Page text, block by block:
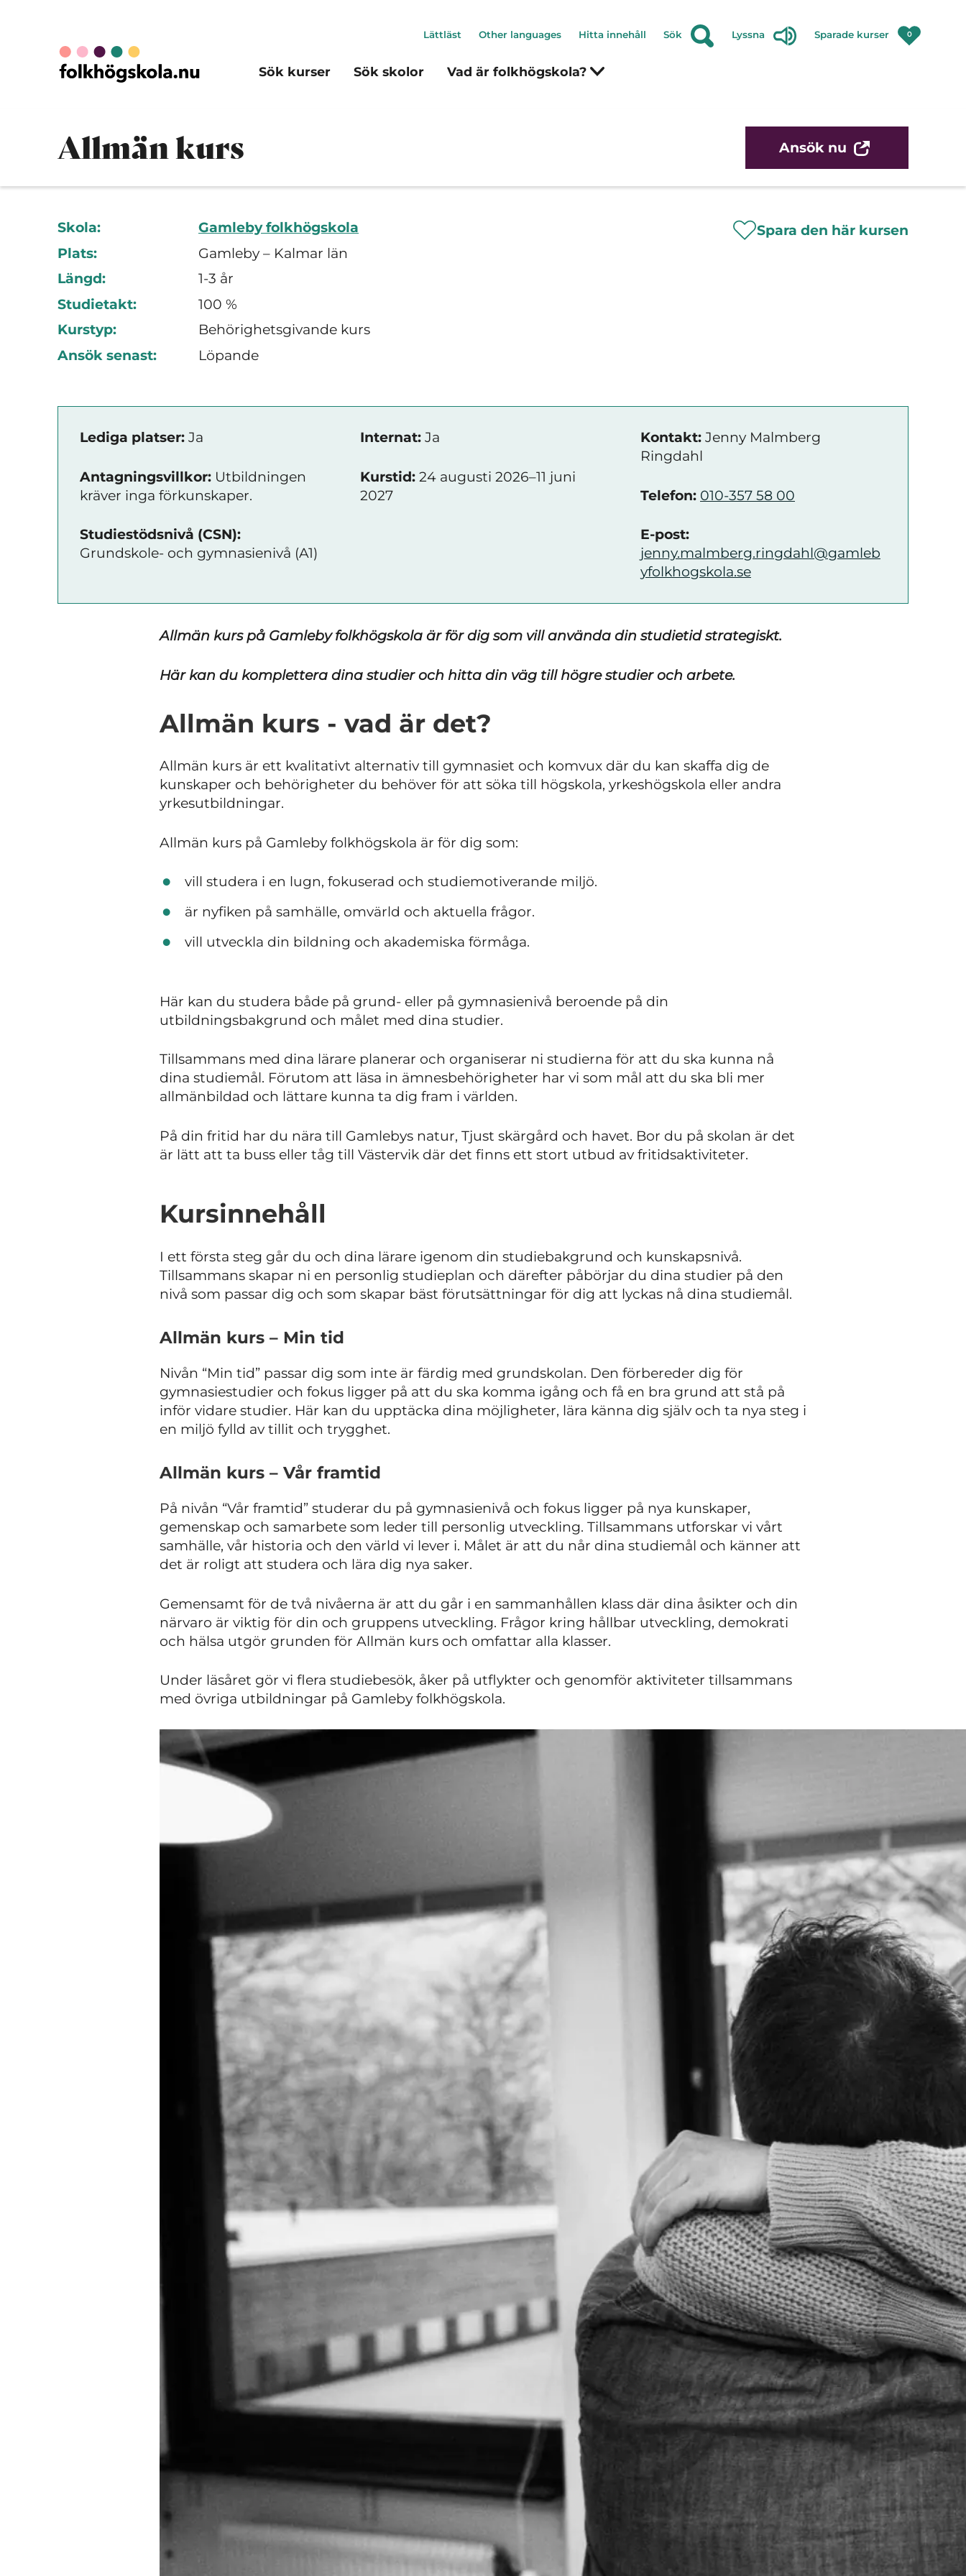
Sök kurser Sök skolor Vad är folkhögskola?
Lättläst Other languages Hitta innehåll Sök Lyssna Sparade kurser 0
Allmän kurs Ansök nu
Skola:
Gamleby folkhögskola
Plats:
Gamleby – Kalmar län
Längd:
1-3 år
Studietakt:
100 %
Kurstyp:
Behörighetsgivande kurs
Ansök senast:
Löpande
Spara den här kursen
Lediga platser: Ja
Antagningsvillkor: Utbildningen
kräver inga förkunskaper.
Studiestödsnivå (CSN):
Grundskole- och gymnasienivå (A1)
Internat: Ja
Kurstid: 24 augusti 2026–11 juni
2027
Kontakt: Jenny Malmberg
Ringdahl
Telefon: 010-357 58 00
E-post:
jenny.malmberg.ringdahl@gamleb
yfolkhogskola.se
Allmän kurs på Gamleby folkhögskola är för dig som vill använda din studietid strategiskt.
Här kan du komplettera dina studier och hitta din väg till högre studier och arbete.
Allmän kurs - vad är det?
Allmän kurs är ett kvalitativt alternativ till gymnasiet och komvux där du kan skaffa dig de
kunskaper och behörigheter du behöver för att söka till högskola, yrkeshögskola eller andra
yrkesutbildningar.
Allmän kurs på Gamleby folkhögskola är för dig som:
vill studera i en lugn, fokuserad och studiemotiverande miljö.
är nyfiken på samhälle, omvärld och aktuella frågor.
vill utveckla din bildning och akademiska förmåga.
Här kan du studera både på grund- eller på gymnasienivå beroende på din
utbildningsbakgrund och målet med dina studier.
Tillsammans med dina lärare planerar och organiserar ni studierna för att du ska kunna nå
dina studiemål. Förutom att läsa in ämnesbehörigheter har vi som mål att du ska bli mer
allmänbildad och lättare kunna ta dig fram i världen.
På din fritid har du nära till Gamlebys natur, Tjust skärgård och havet. Bor du på skolan är det
är lätt att ta buss eller tåg till Västervik där det finns ett stort utbud av fritidsaktiviteter.
Kursinnehåll
I ett första steg går du och dina lärare igenom din studiebakgrund och kunskapsnivå.
Tillsammans skapar ni en personlig studieplan och därefter påbörjar du dina studier på den
nivå som passar dig och som skapar bäst förutsättningar för dig att lyckas nå dina studiemål.
Allmän kurs – Min tid
Nivån “Min tid” passar dig som inte är färdig med grundskolan. Den förbereder dig för
gymnasiestudier och fokus ligger på att du ska komma igång och få en bra grund att stå på
inför vidare studier. Här kan du upptäcka dina möjligheter, lära känna dig själv och ta nya steg i
en miljö fylld av tillit och trygghet.
Allmän kurs – Vår framtid
På nivån “Vår framtid” studerar du på gymnasienivå och fokus ligger på nya kunskaper,
gemenskap och samarbete som leder till personlig utveckling. Tillsammans utforskar vi vårt
samhälle, vår historia och den värld vi lever i. Målet är att du når dina studiemål och känner att
det är roligt att studera och lära dig nya saker.
Gemensamt för de två nivåerna är att du går i en sammanhållen klass där dina åsikter och din
närvaro är viktig för din och gruppens utveckling. Frågor kring hållbar utveckling, demokrati
och hälsa utgör grunden för Allmän kurs och omfattar alla klasser.
Under läsåret gör vi flera studiebesök, åker på utflykter och genomför aktiviteter tillsammans
med övriga utbildningar på Gamleby folkhögskola.